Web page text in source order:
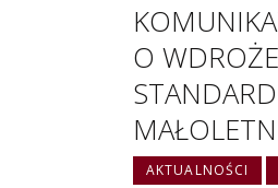
O
AKTUALNOŚCI